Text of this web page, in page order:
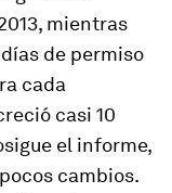
mientras
de permiso
cada
casi 10
el informe,
cambios.